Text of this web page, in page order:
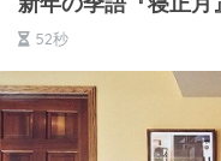
52秒